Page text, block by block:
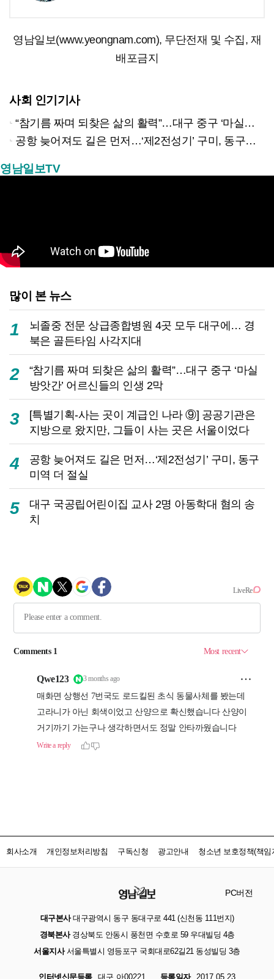
영남일보(www.yeongnam.com), 무단전재 및 수집, 재
배포금지
사회 인기기사
“참기름 짜며 되찾은 삶의 활력”…대구 중구 ‘마실방앗간’ 어르신들의 인생 2막
공항 늦어져도 길은 먼저…‘제2전성기’ 구미, 동구미역 더 절실
영남일보TV
많이 본 뉴스
1
뇌졸중 전문 상급종합병원 4곳 모두 대구에… 경
북은 골든타임 사각지대
2
“참기름 짜며 되찾은 삶의 활력”…대구 중구 ‘마실
방앗간’ 어르신들의 인생 2막
3
[특별기획-사는 곳이 계급인 나라 ⑨] 공공기관은
지방으로 왔지만, 그들이 사는 곳은 서울이었다
4
공항 늦어져도 길은 먼저…‘제2전성기’ 구미, 동구
미역 더 절실
5
대구 국공립어린이집 교사 2명 아동학대 혐의 송
치
회사소개 개인정보처리방침 구독신청 광고안내 청소년 보호정책(책임
PC버전
대구본사대구광역시 동구 동대구로 441 (신천동 111번지)
경북본사경상북도 안동시 풍천면 수호로 59 우대빌딩 4층
서울지사서울특별시 영등포구 국회대로62길21 동성빌딩 3층
인터넷신문등록 대구 아00221 등록일자 2017.05.23